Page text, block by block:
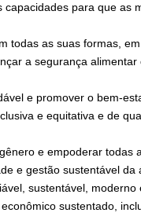
para que as
todas as suas formas,
a segurança
e promover o bem-
e equitativa e de
e empoderar todas
e gestão sustentável
sustentável,
sustentado,